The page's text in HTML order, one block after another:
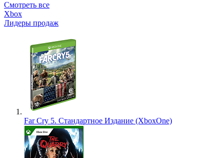
Смотреть все
Xbox
Лидеры продаж
Far Cry 5. Стандартное Издание (XboxOne)